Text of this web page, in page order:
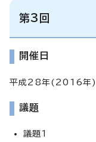
第3回
開催日
平成28年(2016年
議題
議題1